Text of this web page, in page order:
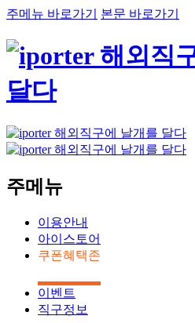
주메뉴 바로가기 본문 바로가기
주메뉴
이용안내
아이스토어
쿠폰혜택존
이벤트
직구정보